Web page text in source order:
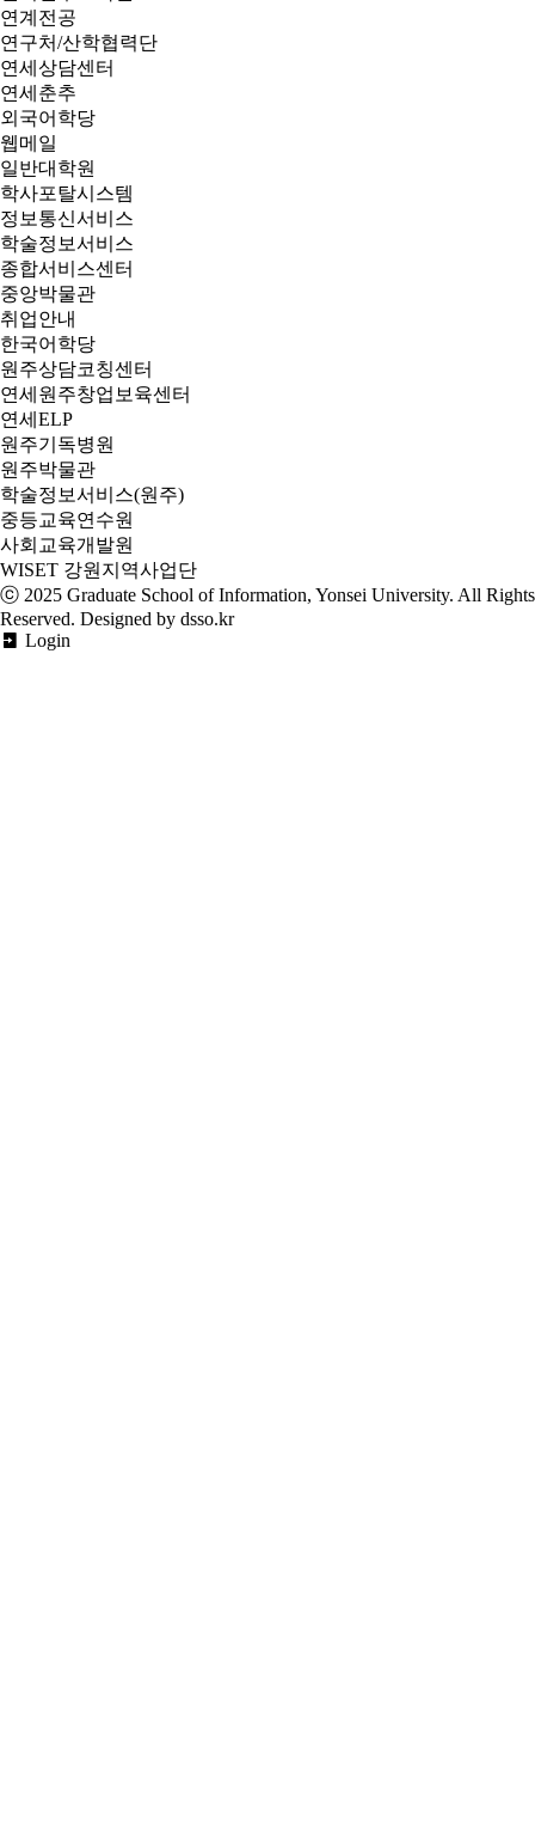
연계전공
연구처/산학협력단
연세상담센터
연세춘추
외국어학당
웹메일
일반대학원
학사포탈시스템
정보통신서비스
학술정보서비스
종합서비스센터
중앙박물관
취업안내
한국어학당
원주상담코칭센터
연세원주창업보육센터
연세ELP
원주기독병원
원주박물관
학술정보서비스(원주)
중등교육연수원
사회교육개발원
WISET 강원지역사업단
ⓒ 2025 Graduate School of Information, Yonsei University. All Rights
Reserved. Designed by dsso.kr
Login